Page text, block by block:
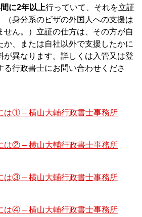
に2年以上行っていて、それを立証
（身分系のビザの外国人への支援は
せん。）立証の仕方は、その方が自
か、または自社以外で支援したかに
が異なります。詳しくは入管又は登
る行政書士にお問い合わせくださ
は① – 横山大輔行政書士事務所
は② – 横山大輔行政書士事務所
は③ – 横山大輔行政書士事務所
は④ – 横山大輔行政書士事務所